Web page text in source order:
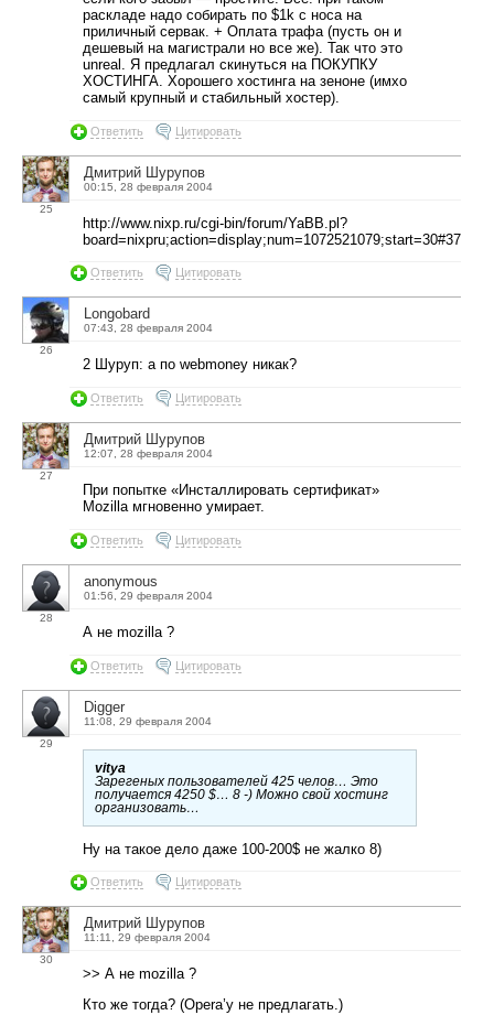
раскладе надо собирать по $1k с носа на
приличный сервак. + Оплата трафа (пусть он и
дешевый на магистрали но все же). Так что это
unreal. Я предлагал скинуться на ПОКУПКУ
ХОСТИНГА. Хорошего хостинга на зеноне (имхо
самый крупный и стабильный хостер).
Ответить Цитировать
25
Дмитрий Шурупов
00:15, 28 февраля 2004
http://www.nixp.ru/cgi-bin/forum/YaBB.pl?
board=nixpru;action=display;num=1072521079;start=30#37
Ответить Цитировать
26
Longobard
07:43, 28 февраля 2004
2 Шуруп: а по webmoney никак?
Ответить Цитировать
27
Дмитрий Шурупов
12:07, 28 февраля 2004
При попытке «Инсталлировать сертификат»
Mozilla мгновенно умирает.
Ответить Цитировать
28
anonymous
01:56, 29 февраля 2004
А не mozilla ?
Ответить Цитировать
29
Digger
11:08, 29 февраля 2004
vitya
Зарегеных пользователей 425 челов… Это
получается 4250 $… 8 -) Можно свой хостинг
организовать…
Ну на такое дело даже 100-200$ не жалко 8)
Ответить Цитировать
30
Дмитрий Шурупов
11:11, 29 февраля 2004
>> А не mozilla ?
Кто же тогда? (Opera’у не предлагать.)